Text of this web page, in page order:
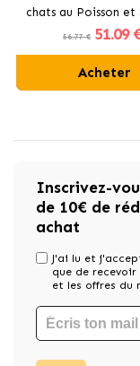
chats au Poisson et
56.77 € 51.09
Acheter
Inscrivez-
de 10€ de
achat
J'ai lu et
que de
et les offres du